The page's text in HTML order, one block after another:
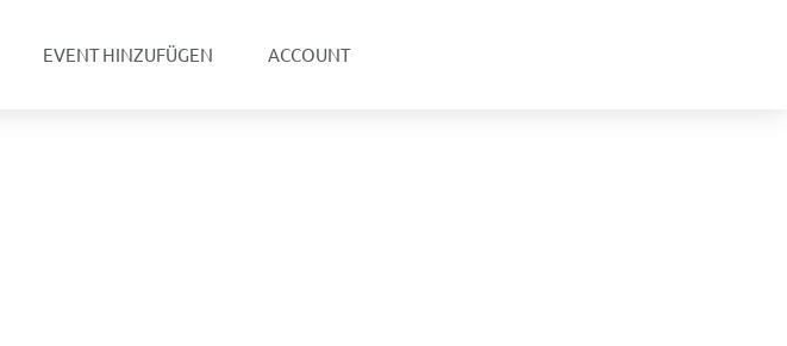
EVENT HINZUFÜGEN ACCOUNT